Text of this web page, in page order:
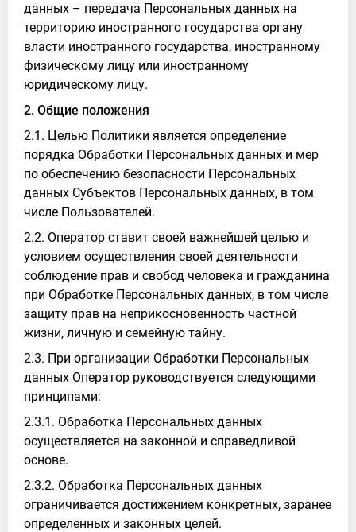
данных – передача Персональных данных на
территорию иностранного государства органу
власти иностранного государства, иностранному
физическому лицу или иностранному
юридическому лицу.
2. Общие положения
2.1. Целью Политики является определение
порядка Обработки Персональных данных и мер
по обеспечению безопасности Персональных
данных Субъектов Персональных данных, в том
числе Пользователей.
2.2. Оператор ставит своей важнейшей целью и
условием осуществления своей деятельности
соблюдение прав и свобод человека и гражданина
при Обработке Персональных данных, в том числе
защиту прав на неприкосновенность частной
жизни, личную и семейную тайну.
2.3. При организации Обработки Персональных
данных Оператор руководствуется следующими
принципами:
2.3.1. Обработка Персональных данных
осуществляется на законной и справедливой
основе.
2.3.2. Обработка Персональных данных
ограничивается достижением конкретных, заранее
определенных и законных целей.